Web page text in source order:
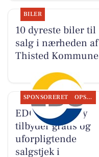
BILER
10 dyreste biler til
salg i nærheden af
Thisted Kommune
SPONSORERET OPSLAGSTAVLEN
EDC Hurup Thy
tilbyder gratis og
uforpligtende
salgstjek i